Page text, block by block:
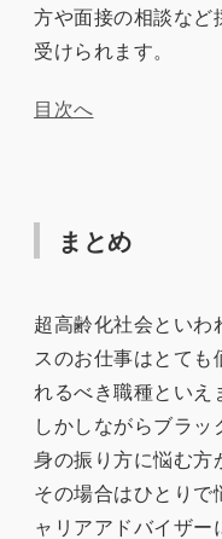
方や面接の相談など
受けられます。
目次へ
まとめ
超高齢化社会といわ
スのお仕事はとても
れるべき職種といえ
しかしながらブラッ
身の振り方に悩む方
その場合はひとりで
ャリアアドバイザー